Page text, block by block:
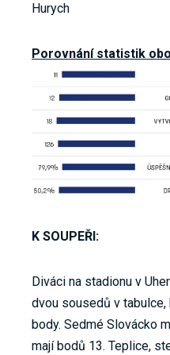
Hurych
Porovnání statistik
K SOUPEŘI:
Diváci na stadionu v
dvou sousedů v
body. Sedmé Slovácko
mají bodů 13. Teplice,